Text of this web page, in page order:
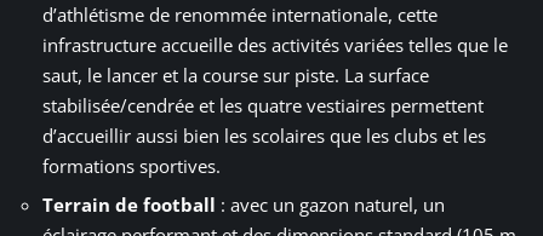
d’athlétisme de renommée internationale, cette
infrastructure accueille des activités variées telles que le
saut, le lancer et la course sur piste. La surface
stabilisée/cendrée et les quatre vestiaires permettent
d’accueillir aussi bien les scolaires que les clubs et les
formations sportives.
Terrain de football : avec un gazon naturel, un